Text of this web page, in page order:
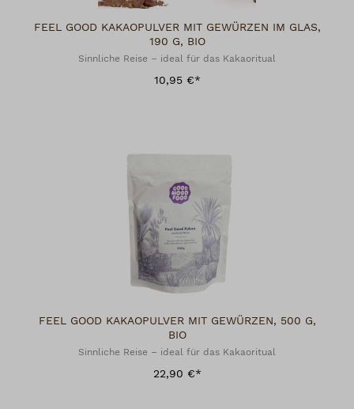
FEEL GOOD KAKAOPULVER MIT GEWÜRZEN IM GLAS,
190 G, BIO
Sinnliche Reise – ideal für das Kakaoritual
10,95 €*
FEEL GOOD KAKAOPULVER MIT GEWÜRZEN, 500 G,
BIO
Sinnliche Reise – ideal für das Kakaoritual
22,90 €*